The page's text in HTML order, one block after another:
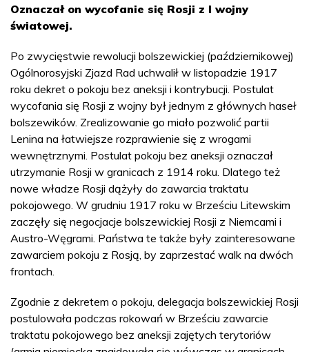
Oznaczał on wycofanie się Rosji z I wojny
światowej.
Po zwycięstwie rewolucji bolszewickiej (październikowej)
Ogólnorosyjski Zjazd Rad uchwalił w listopadzie 1917
roku dekret o pokoju bez aneksji i kontrybucji. Postulat
wycofania się Rosji z wojny był jednym z głównych haseł
bolszewików. Zrealizowanie go miało pozwolić partii
Lenina na łatwiejsze rozprawienie się z wrogami
wewnętrznymi. Postulat pokoju bez aneksji oznaczał
utrzymanie Rosji w granicach z 1914 roku. Dlatego też
nowe władze Rosji dążyły do zawarcia traktatu
pokojowego. W grudniu 1917 roku w Brześciu Litewskim
zaczęły się negocjacje bolszewickiej Rosji z Niemcami i
Austro-Węgrami. Państwa te także były zainteresowane
zawarciem pokoju z Rosją, by zaprzestać walk na dwóch
frontach.
Zgodnie z dekretem o pokoju, delegacja bolszewickiej Rosji
postulowała podczas rokowań w Brześciu zawarcie
traktatu pokojowego bez aneksji zajętych terytoriów